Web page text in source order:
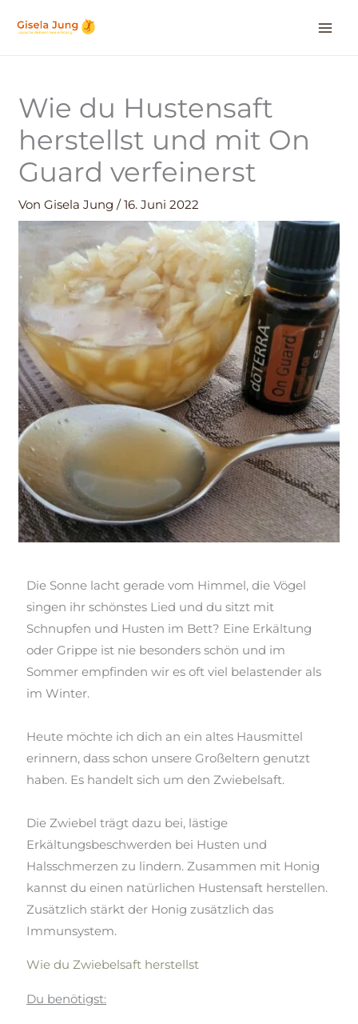
Inhalt
Wie du Hustensaft
herstellst und mit On
Guard verfeinerst
VonGisela Jung/16. Juni 2022
Die Sonne lacht gerade vom Himmel, die Vögel
singen ihr schönstes Lied und du sitzt mit
Schnupfen und Husten im Bett? Eine Erkältung
oder Grippe ist nie besonders schön und im
Sommer empfinden wir es oft viel belastender als
im Winter.
Heute möchte ich dich an ein altes Hausmittel
erinnern, dass schon unsere Großeltern genutzt
haben. Es handelt sich um den Zwiebelsaft.
Die Zwiebel trägt dazu bei, lästige
Erkältungsbeschwerden bei Husten und
Halsschmerzen zu lindern. Zusammen mit Honig
kannst du einen natürlichen Hustensaft herstellen.
Zusätzlich stärkt der Honig zusätzlich das
Immunsystem.
Wie du Zwiebelsaft herstellst
Du benötigst: